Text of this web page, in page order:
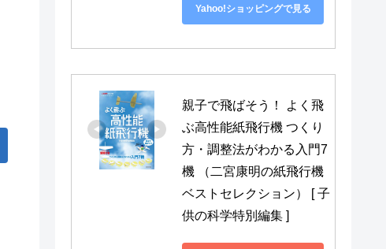
Yahoo!ショッピングで見る
親子で飛ばそう！ よく飛
ぶ高性能紙飛行機 つくり
方・調整法がわかる入門7
機 （二宮康明の紙飛行機
ベストセレクション） [ 子
供の科学特別編集 ]